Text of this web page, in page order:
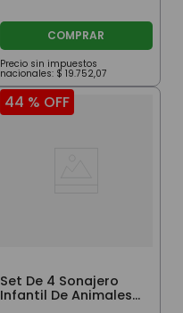
COMPRAR
Precio sin impuestos
nacionales: $ 19.752,07
44 % OFF
Set De 4 Sonajero
Infantil De Animales